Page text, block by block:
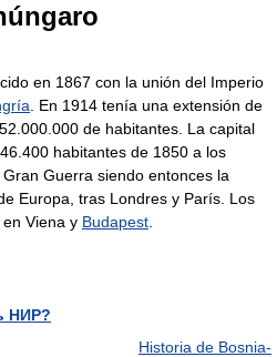
en 1867 con la unión del Imperio
. En 1914 tenía una extensión de
de habitantes. La capital
habitantes de 1850 a los
Guerra siendo entonces la
Europa, tras Londres y París. Los
Viena y Budapest
НИР?
Historia de Bosnia-